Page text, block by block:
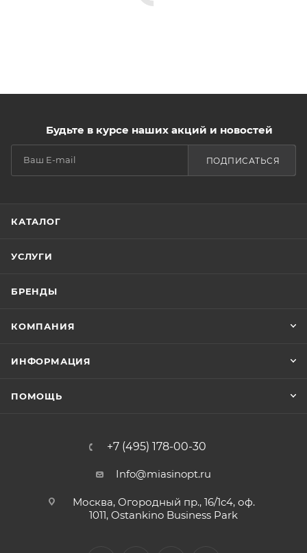
Будьте в курсе наших акций и новостей
ПОДПИСАТЬСЯ
КАТАЛОГ
УСЛУГИ
БРЕНДЫ
КОМПАНИЯ
ИНФОРМАЦИЯ
ПОМОЩЬ
+7 (495) 178-00-30
Info@miasinopt.ru
Москва, Огородный пр., 16/1с4, оф.
1011, Ostankino Business Park